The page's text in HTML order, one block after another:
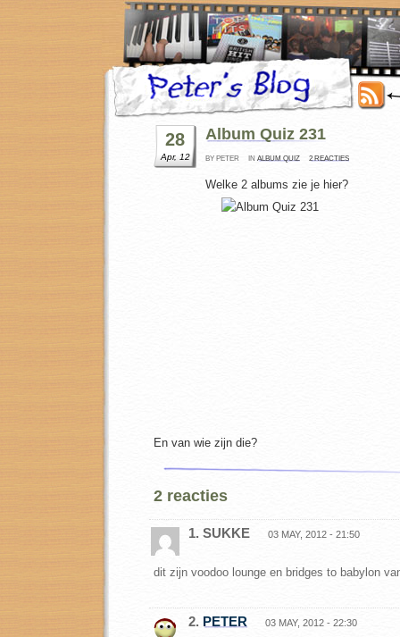
28
Apr, 12
Album Quiz 231
BY PETER IN ALBUM QUIZ 2 REACTIES
Welke 2 albums zie je hier?
En van wie zijn die?
2 reacties
1. SUKKE 03 MAY, 2012 - 21:50
dit zijn voodoo lounge en bridges to babylon
2. PETER 03 MAY, 2012 - 22:30